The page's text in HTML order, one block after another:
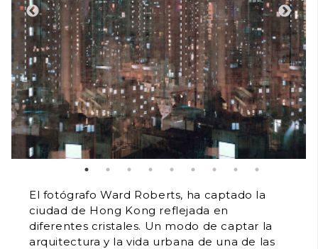
El fotógrafo Ward Roberts, ha captado la
ciudad de Hong Kong reflejada en
diferentes cristales. Un modo de captar la
arquitectura y la vida urbana de una de las